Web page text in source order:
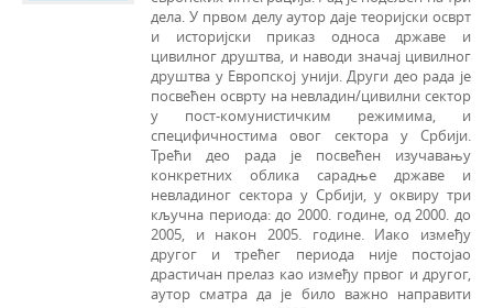
дела. У првом делу аутор даје теоријски осврт
и историјски приказ односа др­жаве и
цивилног друштва, и наводи значај цивилног
друштва у Европској унији. Други део рада је
посвећен осврту на невладин/цивилни сектор
у пост-комунистичким режимима, и
специфичностима овог секто­ра у Србији.
Трећи део рада је посвећен изучавању
конкретних облика сарадње државе и
невладиног сектора у Србији, у оквиру три
кључна периода: до 2000. годи­не, од 2000. до
2005, и након 2005. године. Иако између
другог и трећег периода није постојао
драстичан прелаз као између првог и другог,
аутор сматра да је било важно направити